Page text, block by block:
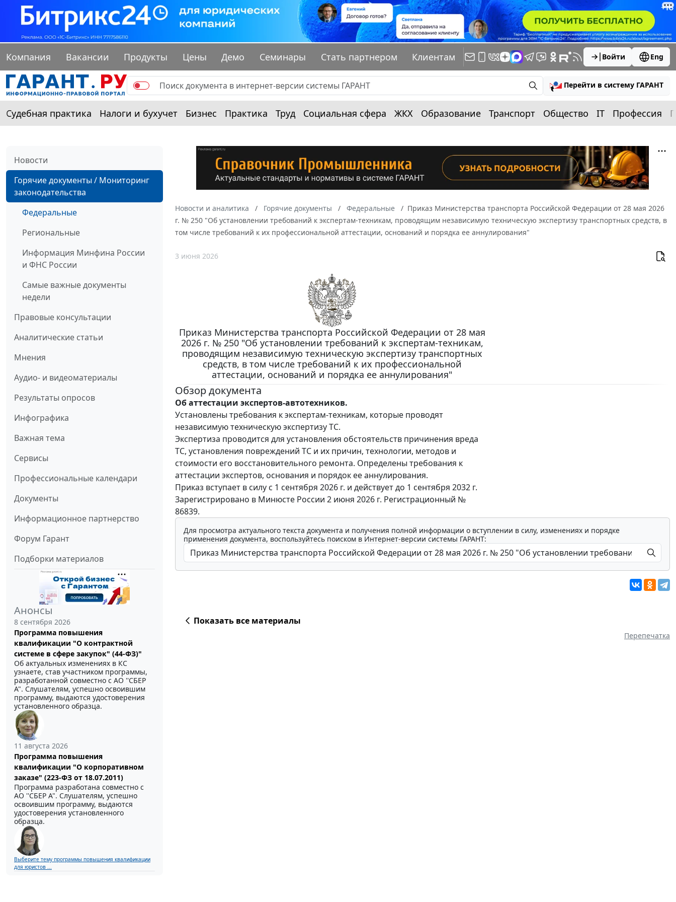
Компания Вакансии Продукты Цены Демо Семинары Стать партнером Клиентам Войти Eng
Перейти в систему ГАРАНТ
Судебная практика Налоги и бухучет Бизнес Практика Труд Социальная сфера ЖКХ Образование Транспорт Общество IT Профессия
Новости
Горячие документы / Мониторинг
законодательства
Федеральные
Региональные
Информация Минфина России
и ФНС России
Самые важные документы
недели
Правовые консультации
Аналитические статьи
Мнения
Аудио- и видеоматериалы
Результаты опросов
Инфографика
Важная тема
Сервисы
Профессиональные календари
Документы
Информационное партнерство
Форум Гарант
Подборки материалов
Анонсы
8 сентября 2026
Программа повышения
квалификации "О контрактной
системе в сфере закупок" (44-ФЗ)"
Об актуальных изменениях в КС
узнаете, став участником программы,
разработанной совместно с АО ''СБЕР
А". Слушателям, успешно освоившим
программу, выдаются удостоверения
установленного образца.
11 августа 2026
Программа повышения
квалификации "О корпоративном
заказе" (223-ФЗ от 18.07.2011)
Программа разработана совместно с
АО ''СБЕР А". Слушателям, успешно
освоившим программу, выдаются
удостоверения установленного
образца.
Выберите тему программы повышения квалификации
для юристов ...
Новости и аналитика Горячие документы Федеральные
Приказ Министерства транспорта Российской Федерации от 28 мая 2026
г. № 250 "Об установлении требований к экспертам-техникам, проводящим независимую техническую экспертизу транспортных средств, в
том числе требований к их профессиональной аттестации, оснований и порядка ее аннулирования"
3 июня 2026
Приказ Министерства транспорта Российской Федерации от 28 мая
2026 г. № 250 "Об установлении требований к экспертам-техникам,
проводящим независимую техническую экспертизу транспортных
средств, в том числе требований к их профессиональной
аттестации, оснований и порядка ее аннулирования"
Обзор документа
Об аттестации экспертов-автотехников.
Установлены требования к экспертам-техникам, которые проводят
независимую техническую экспертизу ТС.
Экспертиза проводится для установления обстоятельств причинения вреда
ТС, установления повреждений ТС и их причин, технологии, методов и
стоимости его восстановительного ремонта. Определены требования к
аттестации экспертов, основания и порядок ее аннулирования.
Приказ вступает в силу с 1 сентября 2026 г. и действует до 1 сентября 2032 г.
Зарегистрировано в Минюсте России 2 июня 2026 г. Регистрационный №
86839.
Для просмотра актуального текста документа и получения полной информации о вступлении в силу, изменениях и порядке
применения документа, воспользуйтесь поиском в Интернет-версии системы ГАРАНТ:
Показать все материалы
Перепечатка